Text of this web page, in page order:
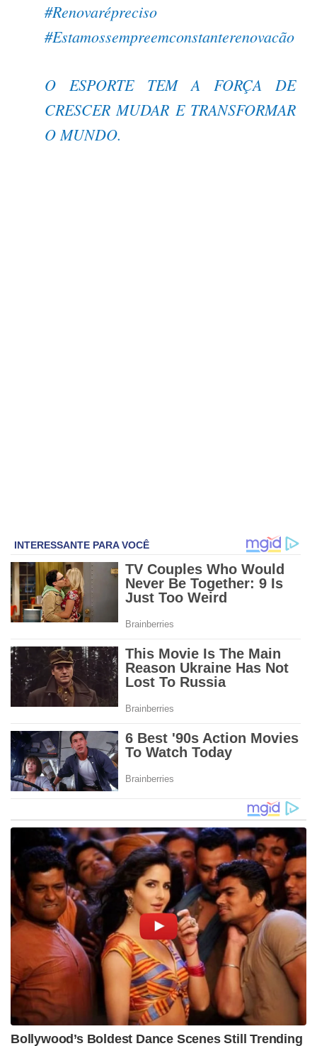
#Renovarépreciso
#Estamossempreemconstanterenovacão
O ESPORTE TEM A FORÇA DE
CRESCER MUDAR E TRANSFORMAR
O MUNDO.